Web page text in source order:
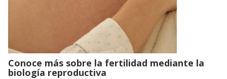
Conoce más sobre la fertilidad mediante la
biología reproductiva